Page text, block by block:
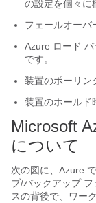
の設定を個々に
フェールオーバ
Azure ロード
です。
装置のポーリン
装置のホールド
Microsoft
について
次の図に、Azure
ブ/バックアップ
スの背後で、ワー